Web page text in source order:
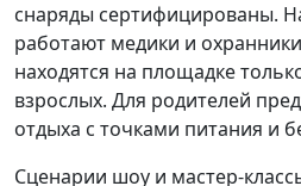
снаряды сертифицированы.
работают медики и
находятся на площадке
взрослых. Для родителей
отдыха с точками питания и
Сценарии шоу и мастер-